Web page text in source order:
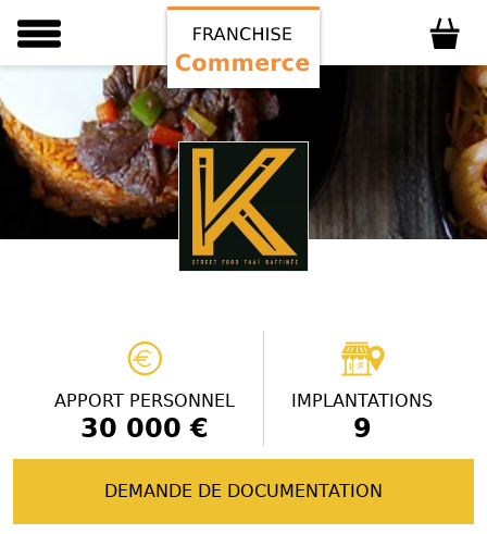
APPORT PERSONNEL
30 000 €
IMPLANTATIONS
9
DEMANDE DE DOCUMENTATION